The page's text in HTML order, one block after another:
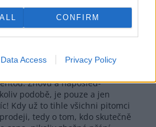
CONFIRM
Data Access Privacy Policy
heslo? Změňte si je.
ti, kteří se jižzaregistrovali.
10.6.2026 07:04
Znovu a naposled-
podobě, je pouze a jen
Kdy už to tihle všichni pitomci
tedy o tom, kdo skutečně